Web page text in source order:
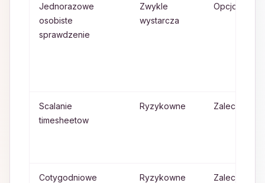
Jednorazowe
osobiste
sprawdzenie
Zwykle
wystarcza
Opcjonalnie
Scalanie
timesheetow
Ryzykowne Zalecane
Cotygodniowe
Ryzykowne Zalecane